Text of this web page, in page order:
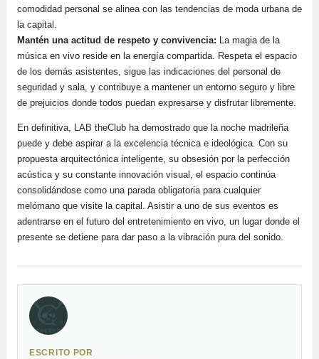
comodidad personal se alinea con las tendencias de moda urbana de
la capital.
Mantén una actitud de respeto y convivencia: La magia de la
música en vivo reside en la energía compartida. Respeta el espacio
de los demás asistentes, sigue las indicaciones del personal de
seguridad y sala, y contribuye a mantener un entorno seguro y libre
de prejuicios donde todos puedan expresarse y disfrutar libremente.
En definitiva, LAB theClub ha demostrado que la noche madrileña
puede y debe aspirar a la excelencia técnica e ideológica. Con su
propuesta arquitectónica inteligente, su obsesión por la perfección
acústica y su constante innovación visual, el espacio continúa
consolidándose como una parada obligatoria para cualquier
melómano que visite la capital. Asistir a uno de sus eventos es
adentrarse en el futuro del entretenimiento en vivo, un lugar donde el
presente se detiene para dar paso a la vibración pura del sonido.
ESCRITO POR